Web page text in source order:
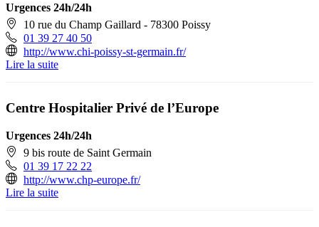
Urgences 24h/24h
10 rue du Champ Gaillard - 78300 Poissy
01 39 27 40 50
http://www.chi-poissy-st-germain.fr/
Lire la suite
Centre Hospitalier Privé de l’Europe
Urgences 24h/24h
9 bis route de Saint Germain
01 39 17 22 22
http://www.chp-europe.fr/
Lire la suite